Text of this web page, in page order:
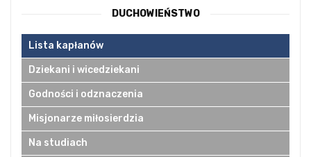
DUCHOWIEŃSTWO
Lista kapłanów
Dziekani i wicedziekani
Godności i odznaczenia
Misjonarze miłosierdzia
Na studiach